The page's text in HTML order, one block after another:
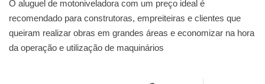
O aluguel de motoniveladora com um preço ideal é
recomendado para construtoras, empreiteiras e clientes que
queiram realizar obras em grandes áreas e economizar na hora
da operação e utilização de maquinários